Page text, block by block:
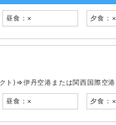
昼食：× 夕食：×
ト)⇒伊丹空港または関西国際空港
昼食：× 夕食：×